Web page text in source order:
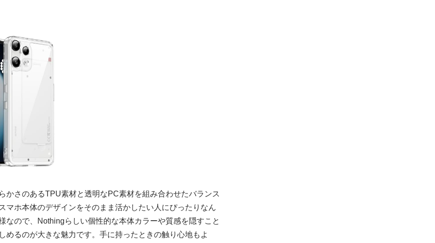
かさのあるTPU素材と透明なPC素材を組み合わせたバランス
マホ本体のデザインをそのまま活かしたい人にぴったりなん
なので、Nothingらしい個性的な本体カラーや質感を隠すこと
めるのが大きな魅力です。手に持ったときの触り心地もよ